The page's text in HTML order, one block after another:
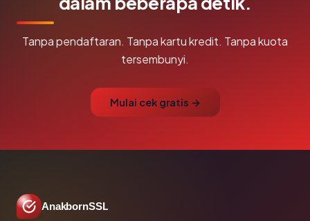
Tanpa pendaftaran. Tanpa kartu kredit. Tanpa kuota
tersembunyi.
Mulai cek gratis →
AnakbornSSL